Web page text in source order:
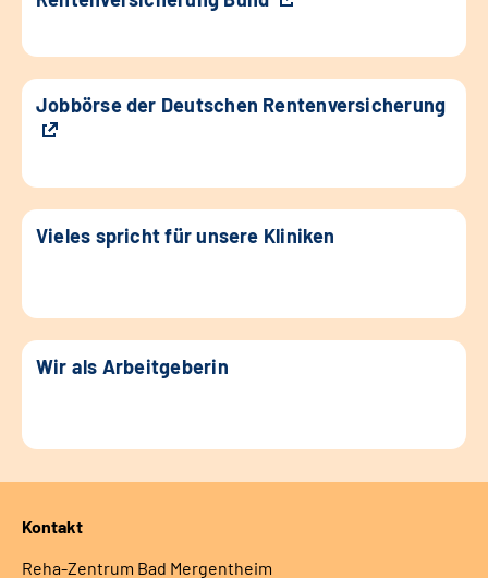
Jobbörse der Deutschen Rentenversicherung
Vieles spricht für unsere Kliniken
Wir als Arbeitgeberin
Kontakt
Reha-Zentrum Bad Mergentheim